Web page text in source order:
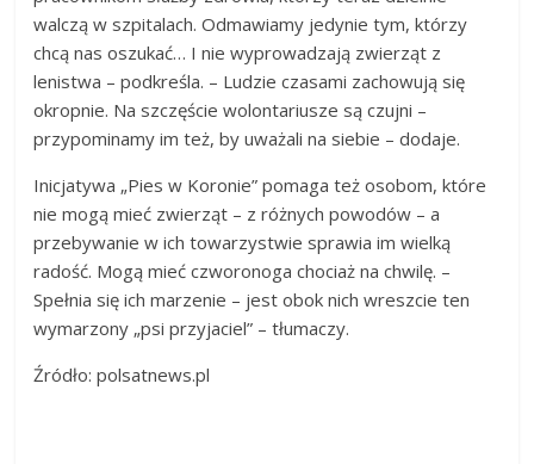
walczą w szpitalach. Odmawiamy jedynie tym, którzy
chcą nas oszukać… I nie wyprowadzają zwierząt z
lenistwa – podkreśla. – Ludzie czasami zachowują się
okropnie. Na szczęście wolontariusze są czujni –
przypominamy im też, by uważali na siebie – dodaje.
Inicjatywa „Pies w Koronie” pomaga też osobom, które
nie mogą mieć zwierząt – z różnych powodów – a
przebywanie w ich towarzystwie sprawia im wielką
radość. Mogą mieć czworonoga chociaż na chwilę. –
Spełnia się ich marzenie – jest obok nich wreszcie ten
wymarzony „psi przyjaciel” – tłumaczy.
Źródło: polsatnews.pl